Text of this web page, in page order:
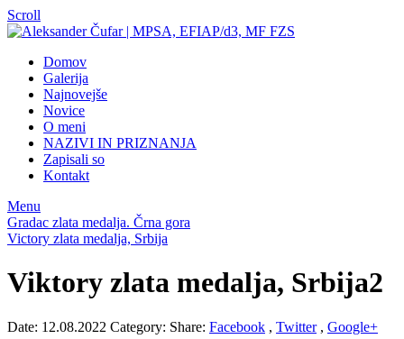
Scroll
Domov
Galerija
Najnovejše
Novice
O meni
NAZIVI IN PRIZNANJA
Zapisali so
Kontakt
Menu
Gradac zlata medalja. Črna gora
Victory zlata medalja, Srbija
Viktory zlata medalja, Srbija2
Date: 12.08.2022 Category: Share: Facebook , Twitter, Google+